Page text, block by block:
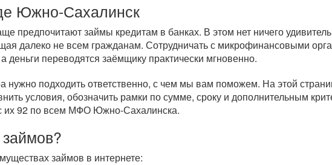
Южно-Сахалинск
предпочитают займы кредитам в банках. В этом нет ничего
далеко не всем гражданам. Сотрудничать с микрофинансовыми
деньги переводятся заёмщику практически мгновенно.
нужно подходить ответственно, с чем мы вам поможем. На этой
условия, обозначить рамки по сумме, сроку и дополнительным
92 по всем МФО Южно-Сахалинска.
займов в интернете: